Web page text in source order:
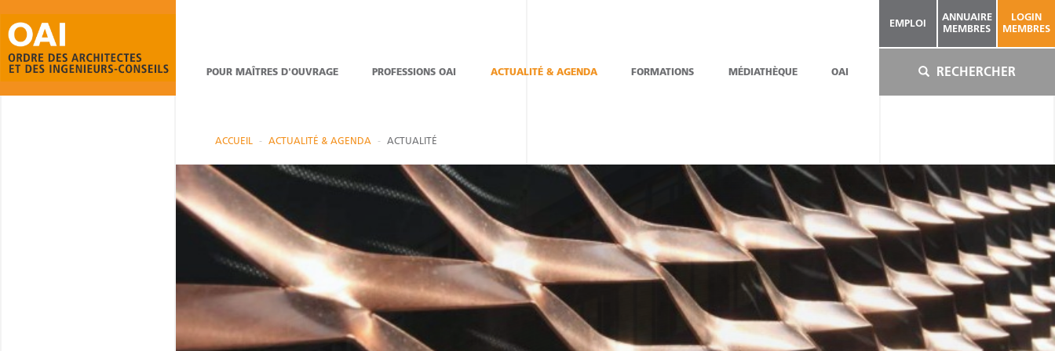
POUR MAÎTRES D'OUVRAGE PROFESSIONS OAI ACTUALITÉ & AGENDA FORMATIONS MÉDIATHÈQUE OAI
EMPLOI
ANNUAIRE
MEMBRES
LOGIN
MEMBRES
RECHERCHER
ACCUEIL ACTUALITÉ & AGENDA ACTUALITÉ